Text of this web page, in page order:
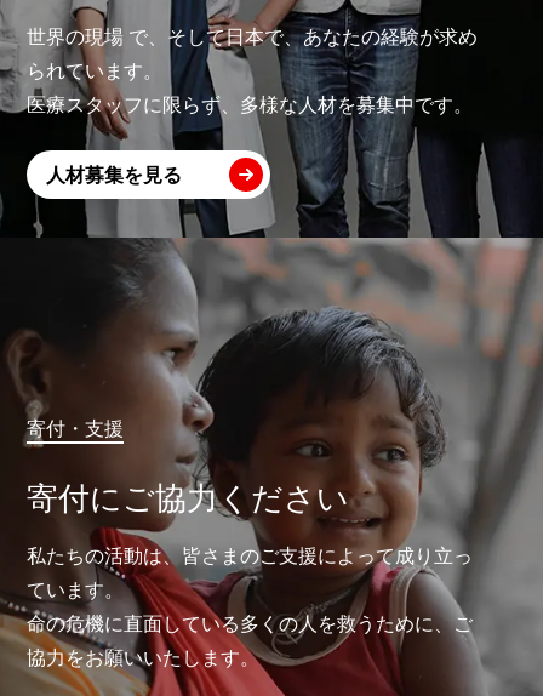
世界の現場 で、そして日本で、あなたの経験が求め
られています。
医療スタッフに限らず、多様な人材を募集中です。
人材募集を見る
寄付・支援
寄付にご協力ください
私たちの活動は、皆さまのご支援によって成り立っ
ています。
命の危機に直面している多くの人を救うために、ご
協力をお願いいたします。